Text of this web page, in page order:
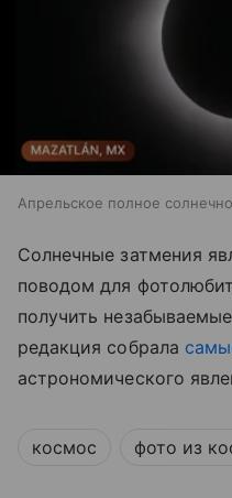
Апрельское полное
Солнечные затмения
поводом для
получить
редакция собрала
астрономического
космос фото из